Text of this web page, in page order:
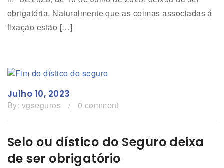
obrigatória. Naturalmente que as coimas associadas á
fixação estão […]
Julho 10, 2023
By: vgseguros / 0 comment
Selo ou dístico do Seguro deixa
de ser obrigatório